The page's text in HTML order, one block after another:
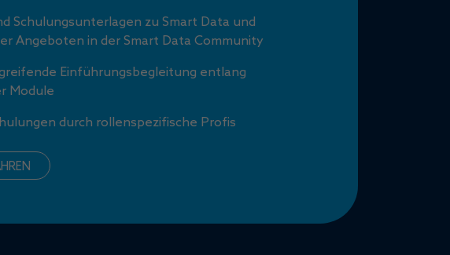
Schulungsunterlagen zu Smart Data und
Angeboten in der Smart Data Community
Einführungsbegleitung entlang
Module
durch rollenspezifische Profis